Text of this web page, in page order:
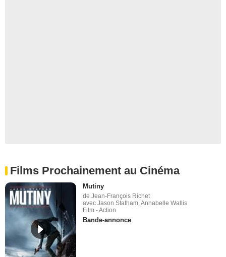
Films Prochainement au Cinéma
Mutiny
de Jean-François Richet
avec Jason Statham, Annabelle Wallis
Film - Action
Bande-annonce